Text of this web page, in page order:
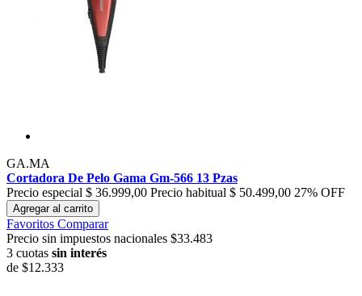
GA.MA
Cortadora De Pelo Gama Gm-566 13 Pzas
Precio especial $ 36.999,00 Precio habitual $ 50.499,00 27% OFF
Agregar al carrito
Favoritos Comparar
Precio sin impuestos nacionales $33.483
3 cuotas sin interés
de $12.333